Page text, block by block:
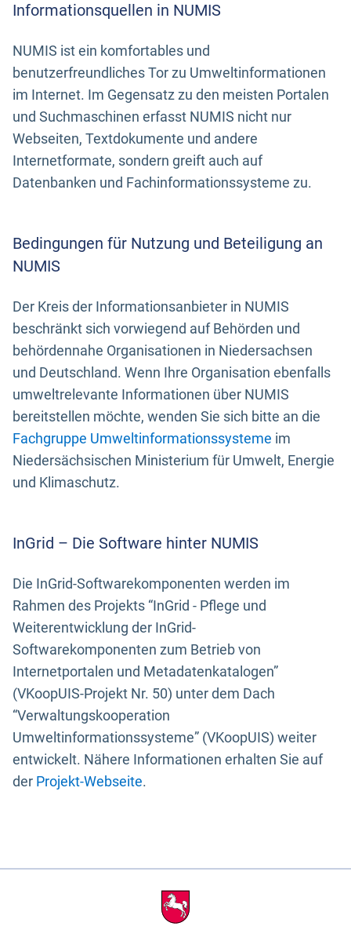
Informationsquellen in NUMIS
NUMIS ist ein komfortables und
benutzerfreundliches Tor zu Umweltinformationen
im Internet. Im Gegensatz zu den meisten Portalen
und Suchmaschinen erfasst NUMIS nicht nur
Webseiten, Textdokumente und andere
Internetformate, sondern greift auch auf
Datenbanken und Fachinformationssysteme zu.
Bedingungen für Nutzung und Beteiligung an
NUMIS
Der Kreis der Informationsanbieter in NUMIS
beschränkt sich vorwiegend auf Behörden und
behördennahe Organisationen in Niedersachsen
und Deutschland. Wenn Ihre Organisation ebenfalls
umweltrelevante Informationen über NUMIS
bereitstellen möchte, wenden Sie sich bitte an die
Fachgruppe Umweltinformationssysteme im
Niedersächsischen Ministerium für Umwelt, Energie
und Klimaschutz.
InGrid – Die Software hinter NUMIS
Die InGrid-Softwarekomponenten werden im
Rahmen des Projekts “InGrid - Pflege und
Weiterentwicklung der InGrid-
Softwarekomponenten zum Betrieb von
Internetportalen und Metadatenkatalogen”
(VKoopUIS-Projekt Nr. 50) unter dem Dach
“Verwaltungskooperation
Umweltinformationssysteme” (VKoopUIS) weiter
entwickelt. Nähere Informationen erhalten Sie auf
der Projekt-Webseite.